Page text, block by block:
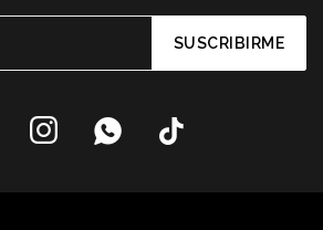
SUSCRIBIRME
  